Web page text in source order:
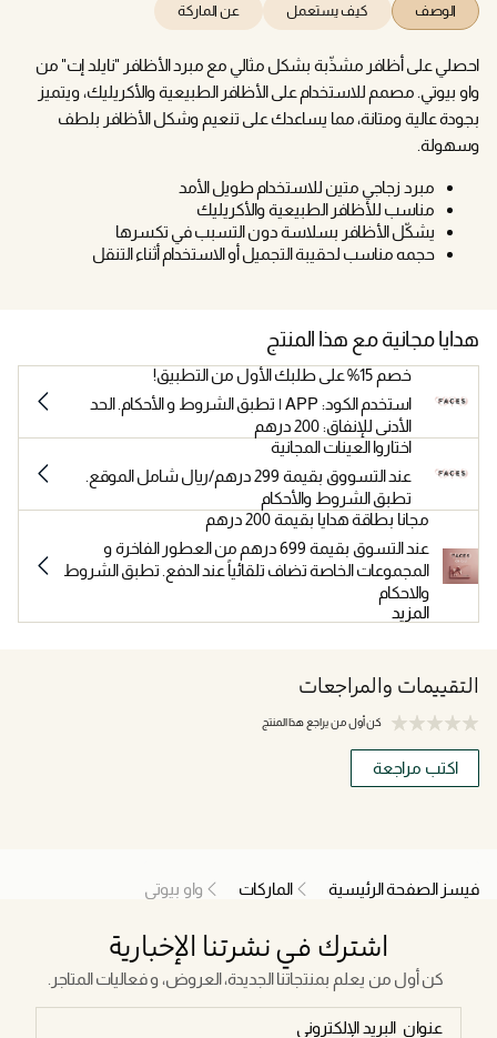
الوصف كيف يستعمل عن الماركة
احصلي على أظافر مشذّبة بشكل مثالي مع مبرد الأظافر "نايلد إت" من
واو بيوتي. مصمم للاستخدام على الأظافر الطبيعية والأكريليك، ويتميز
بجودة عالية ومتانة، مما يساعدك على تنعيم وشكل الأظافر بلطف
وسهولة.
مبرد زجاجي متين للاستخدام طويل الأمد
مناسب للأظافر الطبيعية والأكريليك
يشكّل الأظافر بسلاسة دون التسبب في تكسرها
حجمه مناسب لحقيبة التجميل أو الاستخدام أثناء التنقل
هدايا مجانية مع هذا المنتج
خصم 15% على طلبك الأول من التطبيق!
استخدم الكود: APP | تطبق الشروط و الأحكام. الحد
الأدنى للإنفاق: 200 درهم
اختاروا العينات المجانية
عند التسووق بقيمة 299 درهم/ريال شامل الموقع.
تطبق الشروط والأحكام
مجانا بطاقة هدايا بقيمة 200 درهم
عند التسوق بقيمة 699 درهم من العطور الفاخرة و
المجموعات الخاصة تضاف تلقائياً عند الدفع. تطبق الشروط
والاحكام
المزيد
التقييمات والمراجعات
كن أول من يراجع هذا المنتج
اكتب مراجعة
فيسز الصفحة الرئيسية الماركات واو بيوتي
اشترك في نشرتنا الإخبارية
كن أول من يعلم بمنتجاتنا الجديدة، العروض، و فعاليات المتاجر.